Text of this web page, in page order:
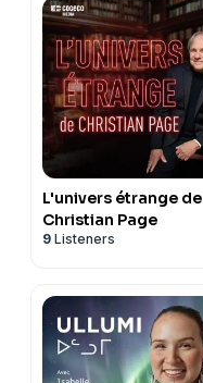
L'univers étrange de
Christian Page
9 Listeners